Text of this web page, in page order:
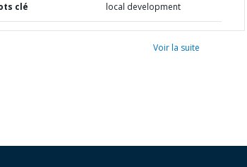
clé local development
Voir la suite